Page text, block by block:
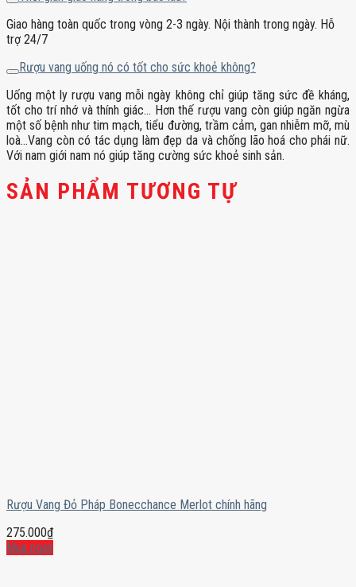
Giao hàng toàn quốc trong vòng 2-3 ngày. Nội thành trong ngày. Hỗ
trợ 24/7
Rượu vang uống nó có tốt cho sức khoẻ không?
Uống một ly rượu vang mỗi ngày không chỉ giúp tăng sức đề kháng,
tốt cho trí nhớ và thính giác… Hơn thế rượu vang còn giúp ngăn ngừa
một số bệnh như tim mạch, tiểu đường, trầm cảm, gan nhiễm mỡ, mù
loà…Vang còn có tác dụng làm đẹp da và chống lão hoá cho phái nữ.
Với nam giới nam nó giúp tăng cường sức khoẻ sinh sản.
SẢN PHẨM TƯƠNG TỰ
Rượu Vang Đỏ Pháp Bonecchance Merlot chính hãng
275.000₫
Mua ngay